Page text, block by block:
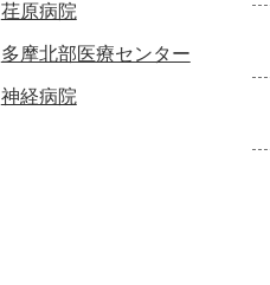
荏原病院
多摩北部医療センター
神経病院